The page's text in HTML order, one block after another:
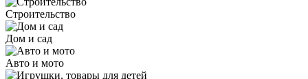
Строительство
Дом и сад
Авто и мото